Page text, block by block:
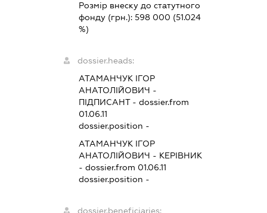
Розмір внеску до статутного
фонду (грн.):598 000 (51.024
%)
dossier.heads:
АТАМАНЧУК ІГОР
АНАТОЛІЙОВИЧ -
ПІДПИСАНТ- dossier.from
01.06.11
dossier.position -
АТАМАНЧУК ІГОР
АНАТОЛІЙОВИЧ - КЕРІВНИК
- dossier.from 01.06.11
dossier.position -
dossier.beneficiaries: